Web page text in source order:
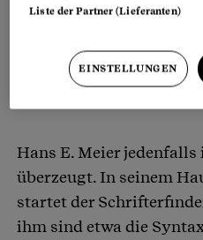
Hans E. Meier
überzeugt. In seinem
startet der
ihm sind etwa die
Liste der Partner (Lieferanten)
EINSTELLUNGEN